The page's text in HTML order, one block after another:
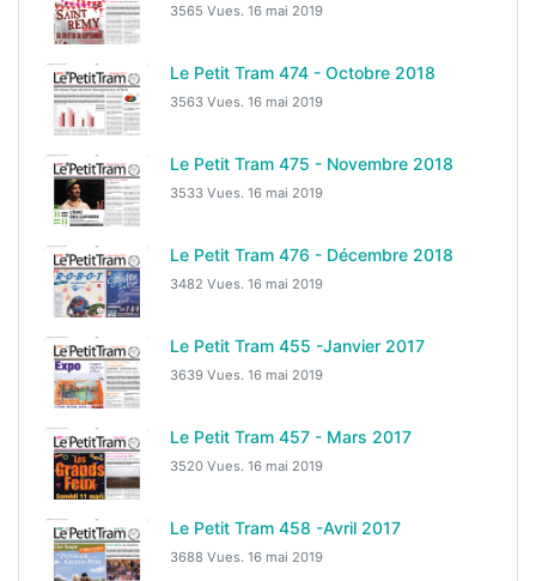
3565 Vues. 16 mai 2019
Le Petit Tram 474 - Octobre 2018
3563 Vues. 16 mai 2019
Le Petit Tram 475 - Novembre 2018
3533 Vues. 16 mai 2019
Le Petit Tram 476 - Décembre 2018
3482 Vues. 16 mai 2019
Le Petit Tram 455 -Janvier 2017
3639 Vues. 16 mai 2019
Le Petit Tram 457 - Mars 2017
3520 Vues. 16 mai 2019
Le Petit Tram 458 -Avril 2017
3688 Vues. 16 mai 2019